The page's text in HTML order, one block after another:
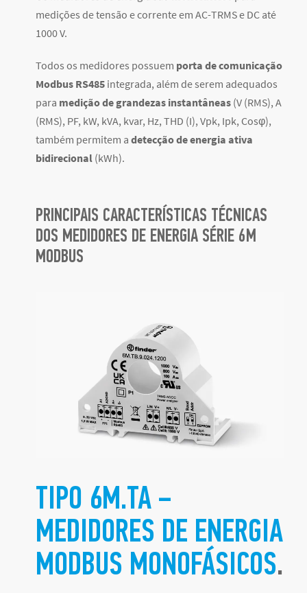
medições de tensão e corrente em AC-TRMS e DC até
1000 V.
Todos os medidores possuem porta de comunicação
Modbus RS485 integrada, além de serem adequados
para medição de grandezas instantâneas (V (RMS), A
(RMS), PF, kW, kVA, kvar, Hz, THD (I), Vpk, Ipk, Cosφ),
também permitem a detecção de energia ativa
bidirecional (kWh).
PRINCIPAIS CARACTERÍSTICAS TÉCNICAS
DOS MEDIDORES DE ENERGIA SÉRIE 6M
MODBUS
TIPO 6M.TA –
MEDIDORES DE ENERGIA
MODBUS MONOFÁSICOS.